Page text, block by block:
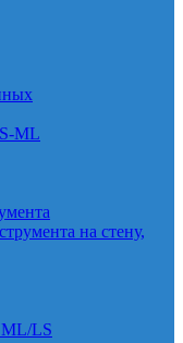
ML
на стену,
LS